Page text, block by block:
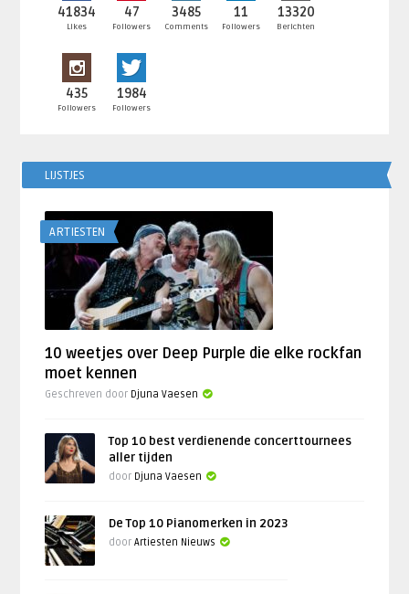
41834
Likes
47
Followers
3485
Comments
11
Followers
13320
Berichten
435
Followers
1984
Followers
LIJSTJES
ARTIESTEN
10 weetjes over Deep Purple die elke rockfan
moet kennen
Geschreven door Djuna Vaesen
Top 10 best verdienende concerttournees
aller tijden
door Djuna Vaesen
De Top 10 Pianomerken in 2023
doorArtiesten Nieuws